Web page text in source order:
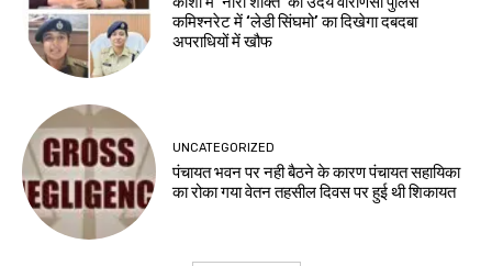
कमिश्नरेट में ‘लेडी सिंघमो’ का दिखेगा दबदबा
अपराधियों में खौफ
UNCATEGORIZED
पंचायत भवन पर नही बैठने के कारण पंचायत सहायिका
का रोका गया वेतन तहसील दिवस पर हुई थी शिकायत